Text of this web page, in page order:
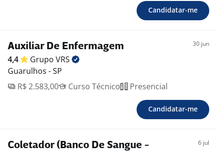
Candidatar-me
Auxiliar De Enfermagem 30 jun
4,4 Grupo VRS
Guarulhos - SP
R$ 2.583,00
Curso Técnico Presencial
Candidatar-me
Coletador (Banco De Sangue -
6 jul